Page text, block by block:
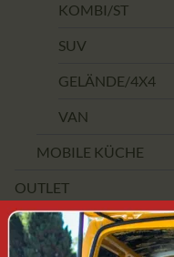
KOMBI/ST
SUV
GELÄNDE/4X4
VAN
MOBILE KÜCHE
OUTLET
PREISSPANNE